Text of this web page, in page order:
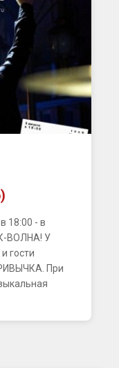
18:00 - в
ВОЛНА! У
гости
При